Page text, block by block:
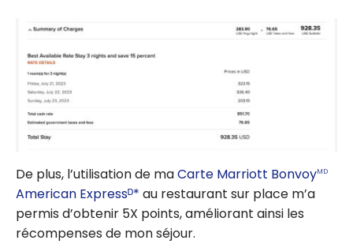
De plus, l’utilisation de maCarte Marriott BonvoyMD
American Expressᴰ* au restaurant sur place m’a
permis d’obtenir 5X points, améliorant ainsi les
récompenses de mon séjour.